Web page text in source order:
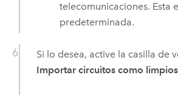
telecomunicaciones. Esta
predeterminada.
Si lo desea, active la casilla de
Importar circuitos como limpios